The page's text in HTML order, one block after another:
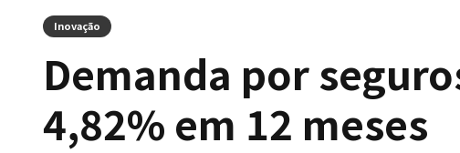
Inovação
Demanda por
4,82% em 12 meses